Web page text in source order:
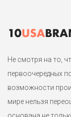
Не смотря на то,
первоочередных
возможности
мире нельзя